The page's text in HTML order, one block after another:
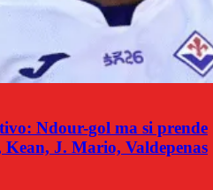
Ndour-gol ma si prende
J. Mario, Valdepenas